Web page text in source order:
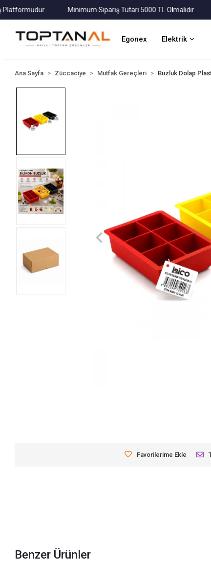
Minimum Sipariş Tutarı 5000 TL Olmalıdır.
Egonex Elektrik
Ana Sayfa Züccaciye Mutfak Gereçleri Buzluk Dolap
Favorilerime Ekle
Benzer Ürünler